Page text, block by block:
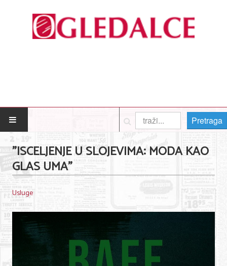
POČETNA
Posao
Usluge
Nega lica i tela
Shopping
Pretraga
"ISCELJENJE U SLOJEVIMA: MODA KAO
GLAS UMA"
Usluge